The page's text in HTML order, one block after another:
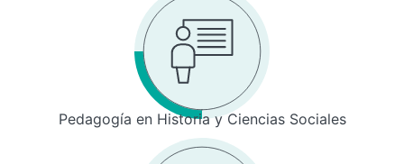
Pedagogía en Historia y Ciencias Sociales